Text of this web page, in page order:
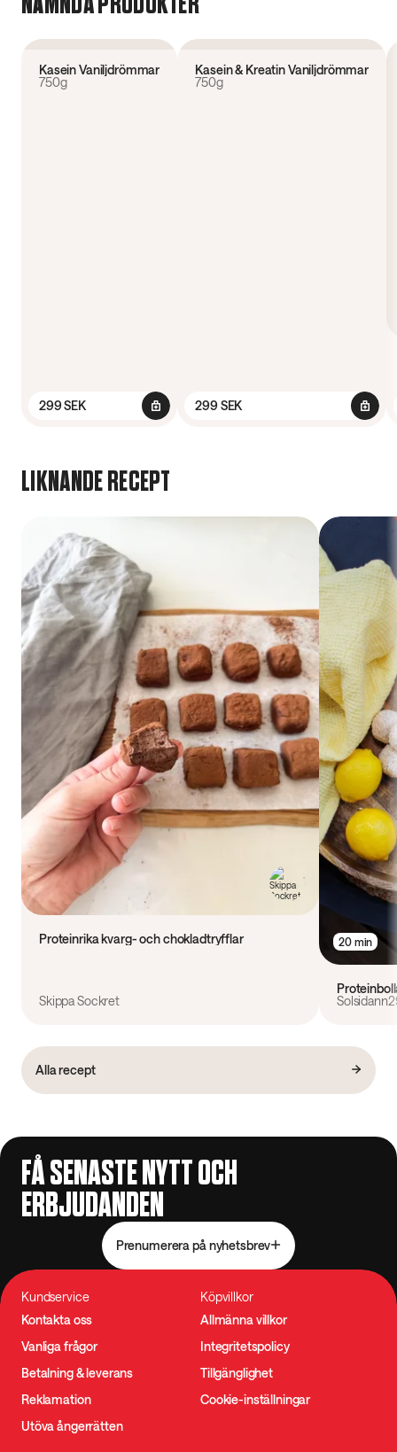
Kasein Vaniljdrömmar
750g
299 SEK
Nyhet
Kasein & Kreatin Vaniljdrömmar
750g
299 SEK
LIKNANDE RECEPT
Proteinrika kvarg- och chokladtryfflar
Skippa Sockret
20 min
Alla recept
FÅ SENASTE NYTT OCH
ERBJUDANDEN
Prenumerera på nyhetsbrev
Kundservice
Kontakta oss
Vanliga frågor
Betalning & leverans
Reklamation
Utöva ångerrätten
Köpvillkor
Allmänna villkor
Integritetspolicy
Tillgänglighet
Cookie-inställningar